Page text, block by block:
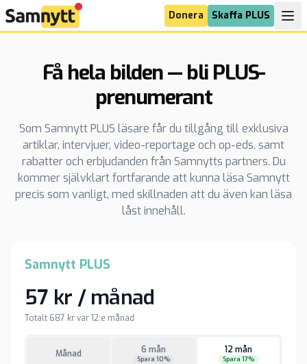
Donera Skaffa PLUS
Få hela bilden — bli PLUS-
prenumerant
Som Samnytt PLUS läsare får du tillgång till exklusiva
artiklar, intervjuer, video-reportage och op-eds. samt
rabatter och erbjudanden från Samnytts partners. Du
kommer självklart fortfarande att kunna läsa Samnytt
precis som vanligt, med skillnaden att du även kan läsa
låst innehåll.
Samnytt PLUS
57 kr / månad
Totalt 687 kr var 12:e månad
Månad 6 mån
Spara 10%
12 mån
Spara 17%